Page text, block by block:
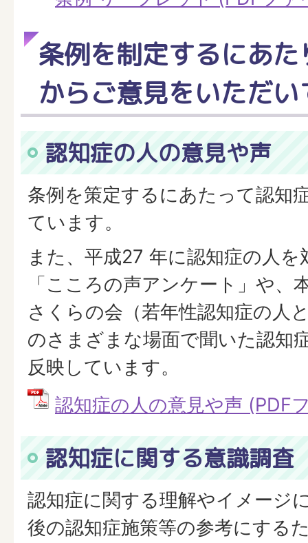
条例を制定するにあ
からご意見をいただ
認知症の人の意見や声
条例を策定するにあたって認知
ています。
また、平成27 年に認知症の人を
「こころの声アンケート」や、
さくらの会（若年性認知症の人
のさまざまな場面で聞いた認知
反映しています。
認知症の人の意見や声 (PDF
認知症に関する意識調査
認知症に関する理解やイメージ
後の認知症施策等の参考にする